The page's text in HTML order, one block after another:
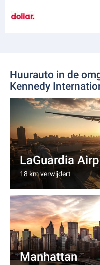
Huurauto in de
Kennedy
LaGuardia
18 km verwijdert
Manhattan